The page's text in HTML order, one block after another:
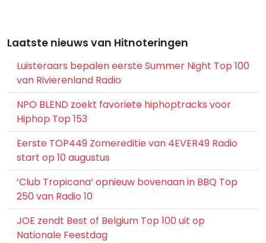
Laatste nieuws van Hitnoteringen
Luisteraars bepalen eerste Summer Night Top 100
van Rivierenland Radio
NPO BLEND zoekt favoriete hiphoptracks voor
Hiphop Top 153
Eerste TOP449 Zomereditie van 4EVER49 Radio
start op 10 augustus
‘Club Tropicana’ opnieuw bovenaan in BBQ Top
250 van Radio 10
JOE zendt Best of Belgium Top 100 uit op
Nationale Feestdag